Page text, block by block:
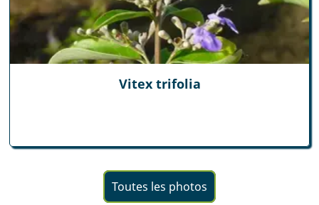
Vitex trifolia
Toutes les photos